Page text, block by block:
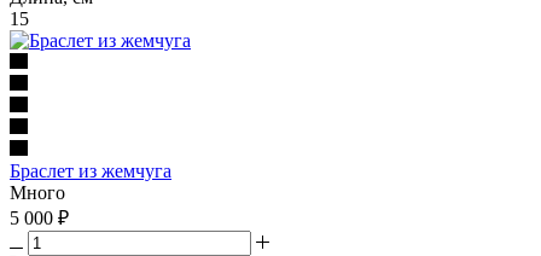
15
Браслет из жемчуга
Много
5 000 ₽